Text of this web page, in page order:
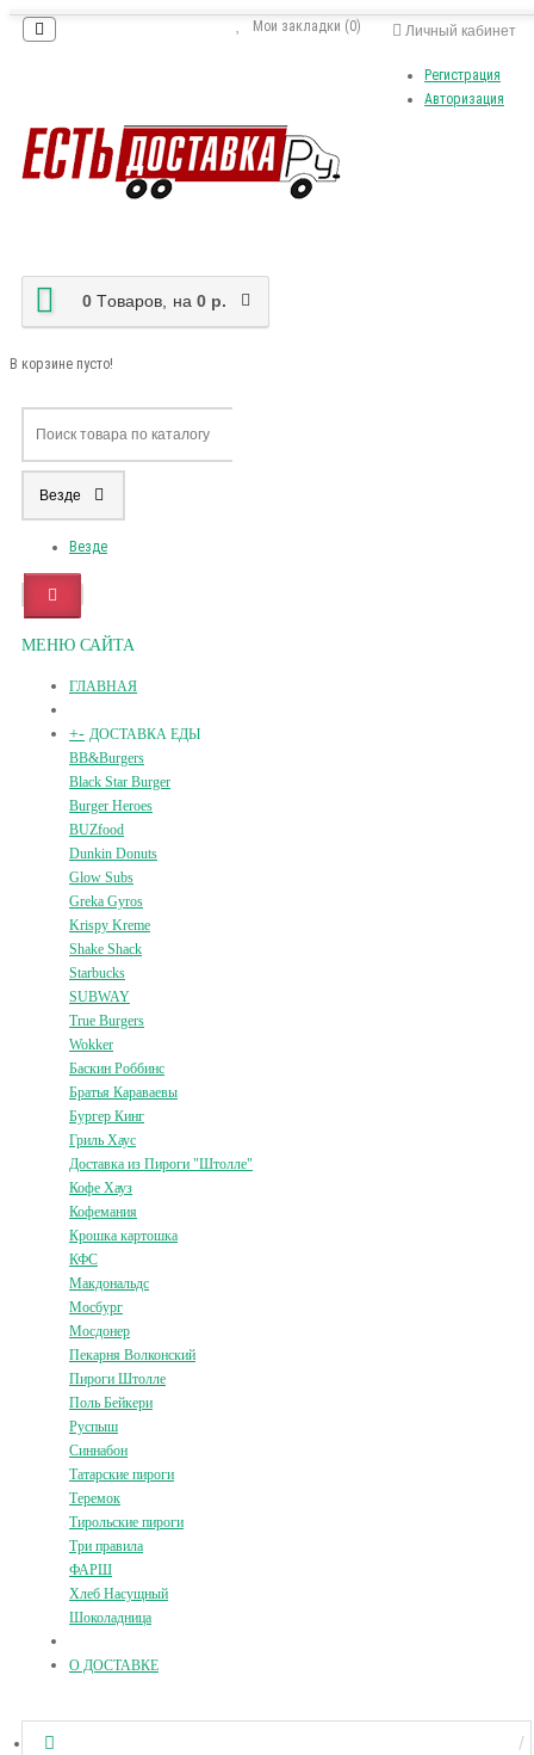
Личный кабинет
Регистрация
Авторизация
Мои закладки (0)
0 Tоваров, на 0 р.
В корзине пусто!
Везде
Везде
МЕНЮ САЙТА
ГЛАВНАЯ
+- ДОСТАВКА ЕДЫ
BB&Burgers
Black Star Burger
Burger Heroes
BUZfood
Dunkin Donuts
Glow Subs
Greka Gyros
Krispy Kreme
Shake Shack
Starbucks
SUBWAY
True Burgers
Wokker
Баскин Роббинс
Братья Караваевы
Бургер Кинг
Гриль Хаус
Доставка из Пироги "Штолле"
Кофе Хауз
Кофемания
Крошка картошка
КФС
Макдональдс
Мосбург
Мосдонер
Пекарня Волконский
Пироги Штолле
Поль Бейкери
Руспыш
Синнабон
Татарские пироги
Теремок
Тирольские пироги
Три правила
ФАРШ
Хлеб Насущный
Шоколадница
О ДОСТАВКЕ